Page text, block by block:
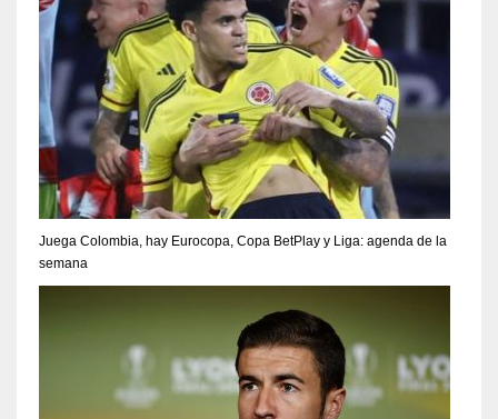
Juega Colombia, hay Eurocopa, Copa BetPlay y Liga: agenda de la
semana